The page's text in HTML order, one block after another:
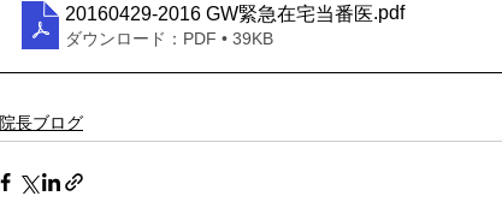
20160429-2016 GW緊急在宅当番医.pdf
ダウンロード：PDF • 39KB
院長ブログ